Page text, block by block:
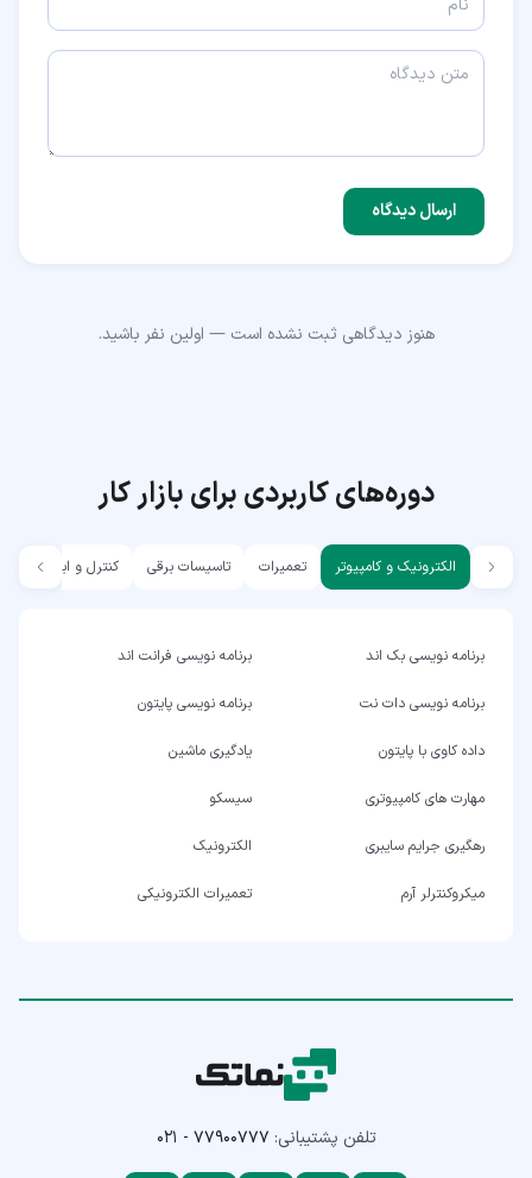
ارسال دیدگاه
هنوز دیدگاهی ثبت نشده است — اولین نفر باشید.
دوره‌های کاربردی برای بازار کار
الکترونیک و کامپیوتر تعمیرات تاسیسات برقی کنترل و ابزار دقیق
برنامه نویسی بک اند برنامه نویسی فرانت اند
برنامه نویسی دات نت برنامه نویسی پایتون
داده کاوی با پایتون یادگیری ماشین
مهارت های کامپیوتری سیسکو
رهگیری جرایم سایبری الکترونیک
میکروکنترلر آرم تعمیرات الکترونیکی
تلفن پشتیبانی: ۰۲۱ - ۷۷۹۰۰۷۷۷